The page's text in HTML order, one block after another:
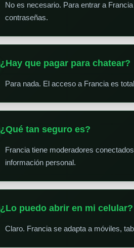
No es necesario. Para entrar a
contraseñas.
¿Hay que pagar para chatear?
Para nada. El acceso a Francia es
¿Qué tan seguro es?
Francia tiene moderadores
información personal.
¿Lo puedo abrir en mi celular?
Claro. Francia se adapta a móviles,